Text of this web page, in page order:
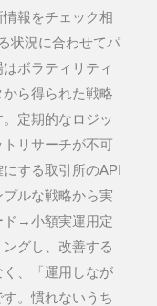
報をチェック相
状況に合わせてパ
ボラティリティ
から得られた戦略
定期的なロジッ
リサーチが不可
する取引所のAPI
ルな戦略から実
→小額実運用定
グし、改善する
、「運用しなが
。慣れないうち